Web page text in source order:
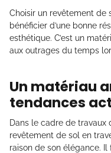
Choisir un revêtement de
bénéficier d’une bonne
esthétique. C’est un
aux outrages du temps
Un matériau
tendances
Dans le cadre de travaux
revêtement de sol en
raison de son élégance.